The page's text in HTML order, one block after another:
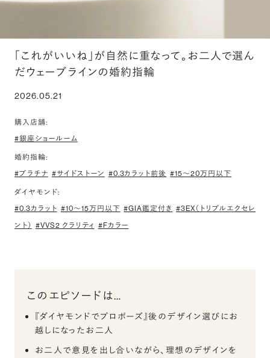
「これがいいね」が自然に重なって。お二人で選ん
だウェーブラインの婚約指輪
2026.05.21
購入店舗:
#銀座ショールーム
婚約指輪:
#プラチナ #サイドストーン #0.3カラット前後 #15〜20万円以下
ダイヤモンド:
#0.3カラット #10〜15万円以下 #GIA鑑定付き #3EX（トリプルエクセレ
ント） #VVS2 クラリティ #Fカラー
このエピソードは…
『ダイヤモンドでプロポーズ』後のデザイン選びにお
越しになったお二人
お二人で意見を出し合いながら、理想のデザインを